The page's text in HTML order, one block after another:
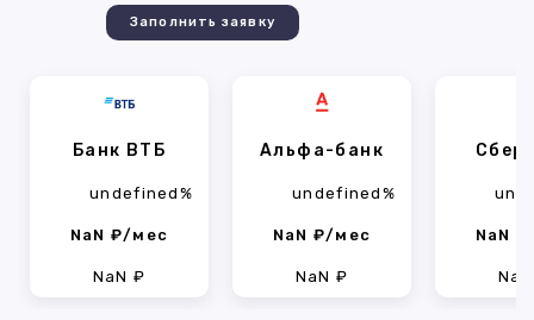
Заполнить заявку
Банк ВТБ
undefined%
NaN ₽/мес
NaN ₽
Альфа-банк
undefined%
NaN ₽/мес
NaN ₽
NaN